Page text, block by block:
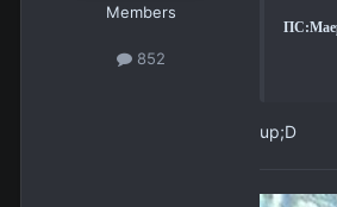
Members
852
up;D